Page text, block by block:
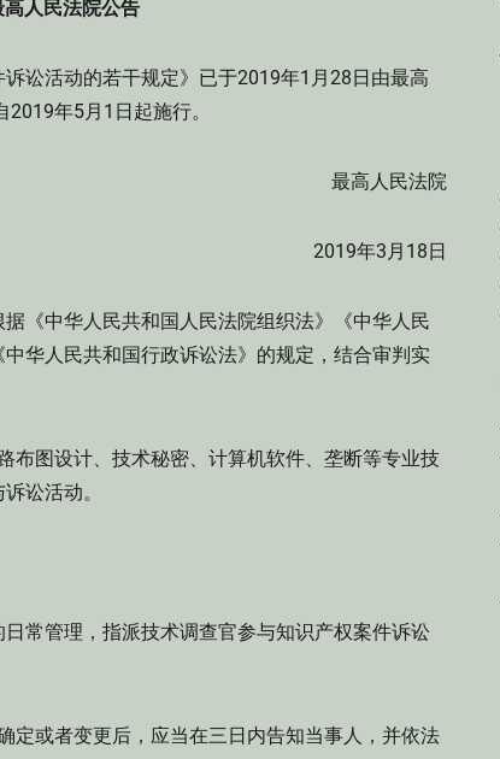
人民法院公告
活动的若干规定》已于2019年1月28日由最高
年5月1日起施行。
最高人民法院
2019年3月18日
中华人民共和国人民法院组织法》《中华人民
华人民共和国行政诉讼法》的规定，结合审判实
图设计、技术秘密、计算机软件、垄断等专业技
讼活动。
管理，指派技术调查官参与知识产权案件诉讼
或者变更后，应当在三日内告知当事人，并依法